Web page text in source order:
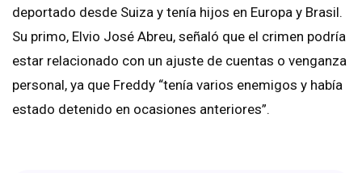
deportado desde Suiza y tenía hijos en Europa y Brasil.
Su primo, Elvio José Abreu, señaló que el crimen podría
estar relacionado con un ajuste de cuentas o venganza
personal, ya que Freddy “tenía varios enemigos y había
estado detenido en ocasiones anteriores”.